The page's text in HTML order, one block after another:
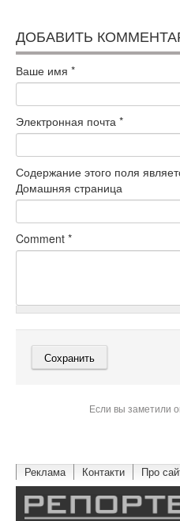
ДОБАВИТЬ
Ваше имя *
Электронная почта *
Содержание этого поля
Домашняя страница
Comment *
Если вы заметили
Реклама Контакти Про